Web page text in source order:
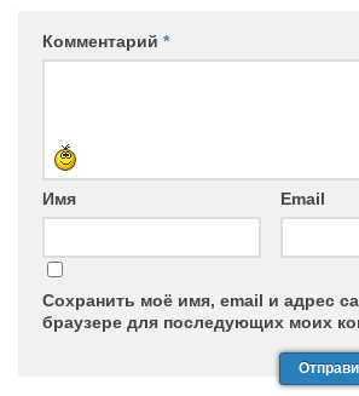
Комментарий *
Имя Email
Сохранить моё имя, email и адрес
браузере для последующих моих